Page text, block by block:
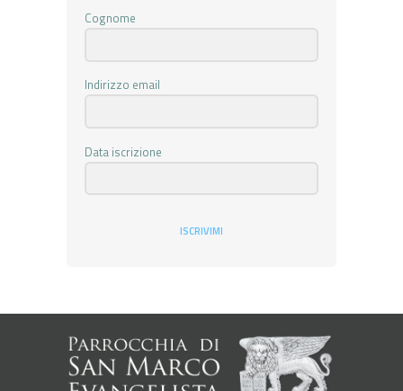
Cognome
Indirizzo email
Data iscrizione
ISCRIVIMI